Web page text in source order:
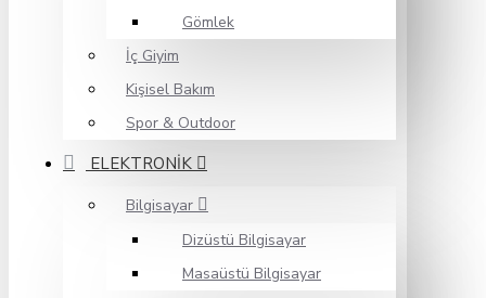
Gömlek
İç Giyim
Kişisel Bakım
Spor & Outdoor
ELEKTRONİK
Bilgisayar
Dizüstü Bilgisayar
Masaüstü Bilgisayar